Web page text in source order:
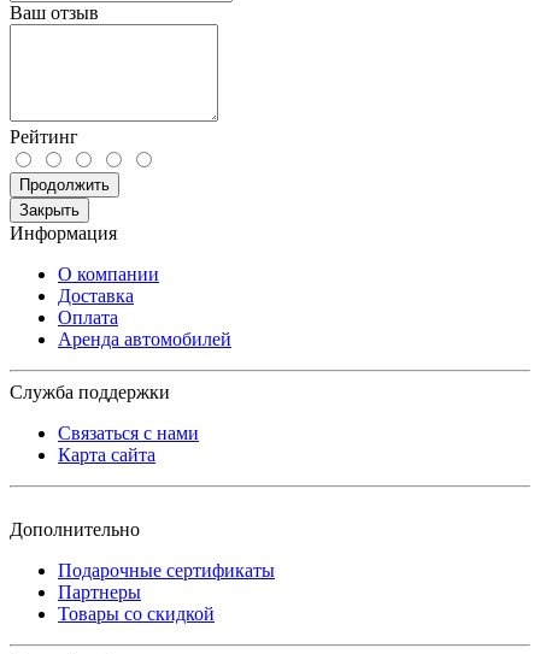
Ваш отзыв
Рейтинг
Продолжить
Закрыть
Информация
О компании
Доставка
Оплата
Аренда автомобилей
Служба поддержки
Связаться с нами
Карта сайта
Дополнительно
Подарочные сертификаты
Партнеры
Товары со скидкой